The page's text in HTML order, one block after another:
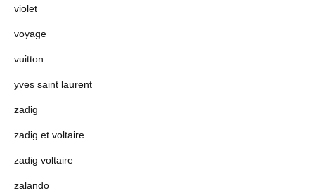
violet
voyage
vuitton
yves saint laurent
zadig
zadig et voltaire
zadig voltaire
zalando